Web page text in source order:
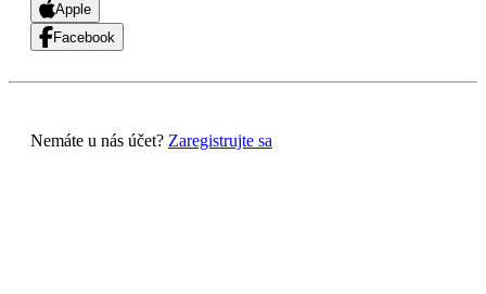
Apple
Facebook
Nemáte u nás účet? Zaregistrujte sa